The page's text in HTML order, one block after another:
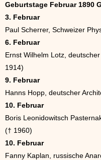
Geburtstage Februar 1890
3. Februar
Paul Scherrer, Schweizer
6. Februar
Ernst Wilhelm Lotz,
1914)
9. Februar
Hanns Hopp, deutscher
10. Februar
Boris Leonidowitsch
(† 1960)
10. Februar
Fanny Kaplan, russische